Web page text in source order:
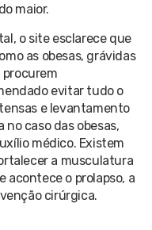
maior.
o site esclarece que
as obesas, grávidas
procurem
evitar tudo o
e levantamento
no caso das obesas,
médico. Existem
a musculatura
acontece o prolapso, a
cirúrgica.